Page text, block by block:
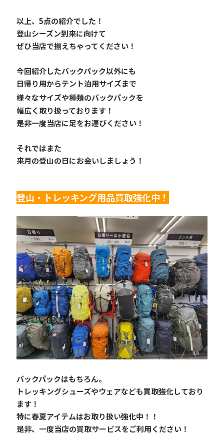
以上、5点の紹介でした！
登山シーズン到来に向けて
ぜひ当店で揃えちゃってください！
今回紹介したバックパック以外にも
日帰り用からテント泊用サイズまで
様々なサイズや種類のバックパックを
幅広く取り扱っております！
是非一度当店に足をお運びください！
それではまた
来月の登山の日にお会いしましょう！
登山・トレッキング用品買取強化中！
バックパックはもちろん。
トレッキングシューズやウェアなども買取強化しており
ます！
特に春夏アイテムはお取り扱い強化中！！
是非、一度当店の買取サービスをご利用ください！